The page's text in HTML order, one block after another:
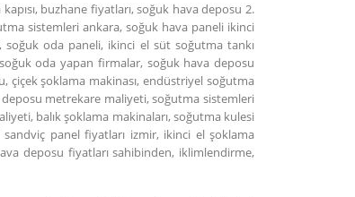
buzhane fiyatları, soğuk hava deposu 2.
sistemleri ankara, soğuk hava paneli ikinci
soğuk oda paneli, ikinci el süt soğutma tankı
oda yapan firmalar, soğuk hava deposu
çiçek şoklama makinası, endüstriyel soğutma
metrekare maliyeti, soğutma sistemleri
balık şoklama makinaları, soğutma kulesi
panel fiyatları izmir, ikinci el şoklama
deposu fiyatları sahibinden, iklimlendirme,